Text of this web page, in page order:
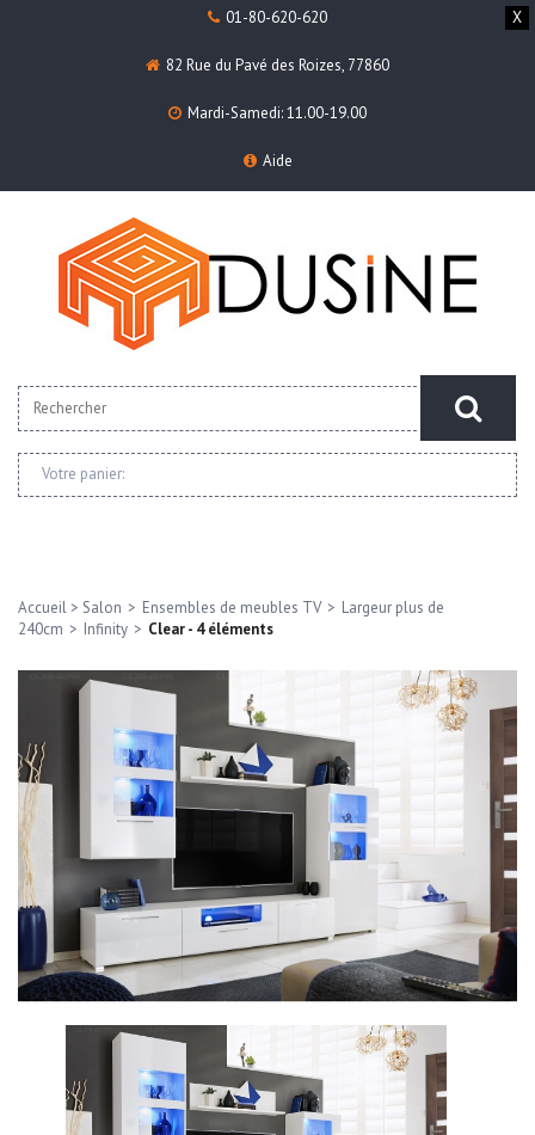
X
01-80-620-620
82 Rue du Pavé des Roizes, 77860
Mardi-Samedi: 11.00-19.00
Aide
Votre panier:
Accueil > Salon > Ensembles de meubles TV > Largeur plus de
240cm > Infinity > Clear - 4 éléments